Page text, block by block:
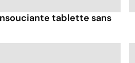
tablette sans